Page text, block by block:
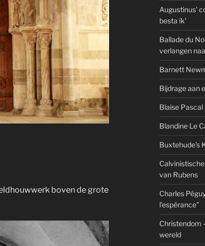
boven de grote
Augustinus'
besta ik'
Ballade du
verlangen
Barnett
Bijdrage aan
Blaise
Blandine Le
Buxtehude's
van Rubens
Charles
l’espérance”
Christendom
wereld